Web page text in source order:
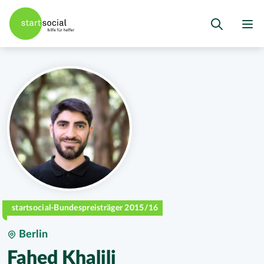
startsocial-Bundespreisträger 2015/16
Berlin
Fahed Khalili